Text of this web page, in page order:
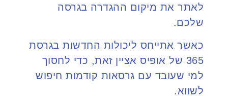
לאתר את מיקום ההגדרה בגרסה
שלכם.
כאשר אתייחס ליכולות החדשות בגרסת
365 של אופיס אציין זאת, כדי לחסוך
למי שעובד עם גרסאות קודמות חיפוש
לשווא.